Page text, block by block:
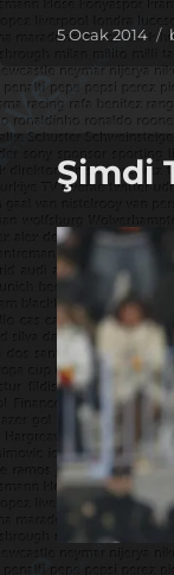
Yayın
tarihi
5 Ocak 2014
Şimdi